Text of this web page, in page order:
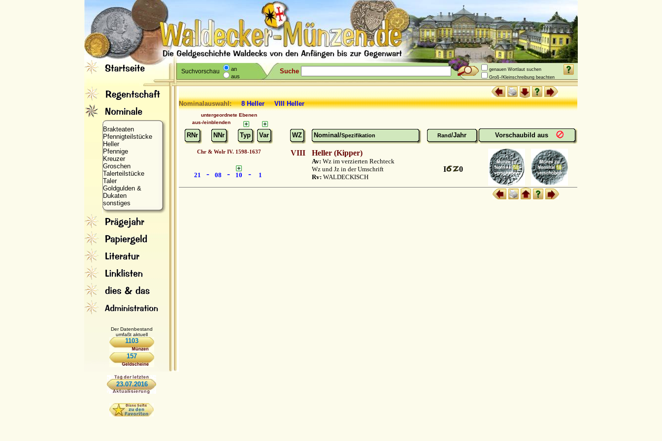
Suchvorschau
an
aus
Suche
genauen Wortlaut suchen
Groß-/Kleinschreibung beachten
Brakteaten
Pfennigteilstücke
Heller
Pfennige
Kreuzer
Groschen
Talerteilstücke
Taler
Goldgulden &
Dukaten
sonstiges
Der Datenbestand
umfaßt aktuell
1103
157
23.07.2016
Nominalauswahl:8 Heller VIII Heller
untergeordnete Ebenen
aus-/einblenden
RNr NNr Typ Var WZ Nominal/Spezifikation Rand/Jahr Vorschaubild aus
Chr & Wolr IV. 1598-1637
21 - 08 - 10 - 1
VIII Heller (Kipper)
Av: Wz im verzierten Rechteck
Wz und Jz in der Umschrift
Rv: WALDECKISCH
I 0